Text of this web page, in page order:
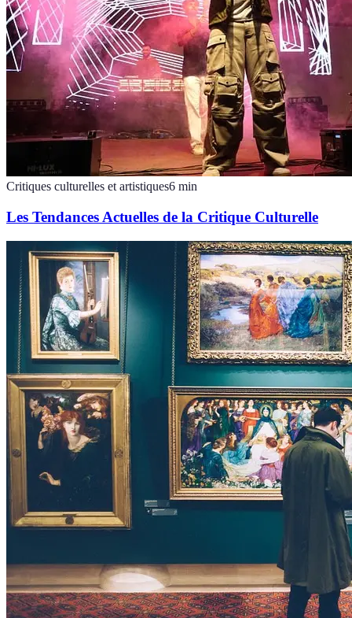
Critiques culturelles et artistiques6 min
Les Tendances Actuelles de la Critique Culturelle